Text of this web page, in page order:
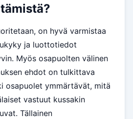
on hyvä varmistaa
ja luottotiedot
Myös osapuolten välinen
ehdot on tulkittava
osapuolet ymmärtävät, mitä
vastuut kussakin
Tällainen